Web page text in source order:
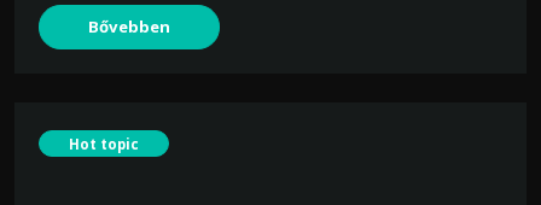
Bővebben
Hot topic